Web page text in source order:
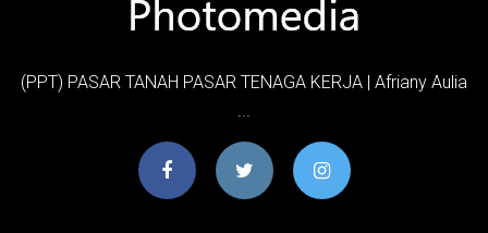
(PPT) PASAR TANAH PASAR TENAGA KERJA | Afriany Aulia